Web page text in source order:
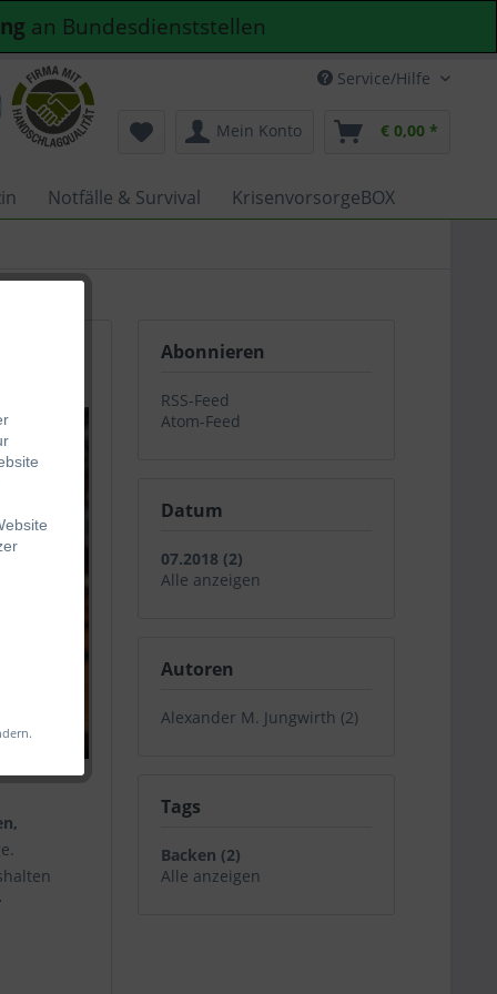
an Bundesdienststellen
Service/Hilfe
Mein Konto € 0,00 *
Notfälle & Survival KrisenvorsorgeBOX
Abonnieren
RSS-Feed
Atom-Feed
Datum
07.2018 (2)
Alle anzeigen
Autoren
Alexander M. Jungwirth (2)
Tags
Backen (2)
Alle anzeigen